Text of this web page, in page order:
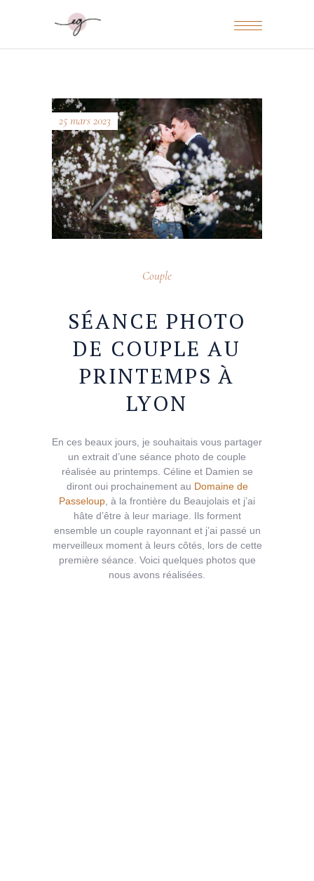
25 mars 2023
Couple
SÉANCE PHOTO
DE COUPLE AU
PRINTEMPS À
LYON
En ces beaux jours, je souhaitais vous partager
un extrait d’une séance photo de couple
réalisée au printemps. Céline et Damien se
diront oui prochainement au Domaine de
Passeloup , à la frontière du Beaujolais et j’ai
hâte d’être à leur mariage. Ils forment
ensemble un couple rayonnant et j’ai passé un
merveilleux moment à leurs côtés, lors de cette
première séance. Voici quelques photos que
nous avons réalisées.